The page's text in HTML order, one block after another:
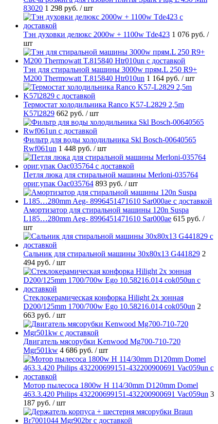
83020 1 298 руб. / шт
Тэн духовки делюкс 2000w + 1100w Tde423 1 076 руб. /
шт
Тэн для стиральной машины 3000w прям.L 250 R9+
M200 Thermowatt T.815840 Htr010un 1 164 руб. / шт
Термостат холодильника Ranco K57-L2829 2,5m
K57l2829 662 руб. / шт
Фильтр для воды холодильника Skl Bosch-00640565
Rwf061un 1 448 руб. / шт
Петля люка для стиральной машины Merloni-035764
ориг.упак Oac035764 893 руб. / шт
Амортизатор для стиральной машины 120n Suspa
L185…280mm Aeg- 8996451471610 Sar000ae 615 руб. /
шт
Cальник для стиральной машины 30x80x13 G441829 2
494 руб. / шт
Стеклокерамическая конфорка Hilight 2х зонная
D200/125mm 1700/700w Ego 10.58216.014 cok050un 2
663 руб. / шт
Двигатель мясорубки Kenwood Mg700-710-720
Mgr501kw 4 686 руб. / шт
Мотор пылесоса 1800w H 114/30mm D120mm Domel
463.3.420 Philips 432200699151-432200900691 Vac059un 3
187 руб. / шт